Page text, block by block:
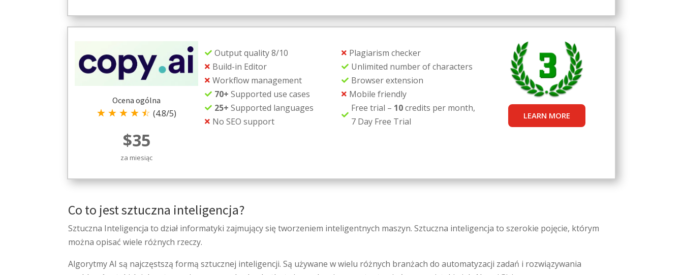
Ocena ogólna
☆ ☆ ☆ ☆ ☆ (4.8/5)
$35
za miesiąc
 Output quality 8/10
 Build-in Editor
 Workflow management
 70+ Supported use cases
 25+ Supported languages
 No SEO support
 Plagiarism checker
 Unlimited number of characters
 Browser extension
 Mobile friendly

Free trial – 10credits per month,
7 Day Free Trial
LEARN MORE
Co to jest sztuczna inteligencja?
Sztuczna Inteligencja to dział informatyki zajmujący się tworzeniem inteligentnych maszyn. Sztuczna inteligencja to szerokie pojęcie, którym
można opisać wiele różnych rzeczy.
Algorytmy AI są najczęstszą formą sztucznej inteligencji. Są używane w wielu różnych branżach do automatyzacji zadań i rozwiązywania